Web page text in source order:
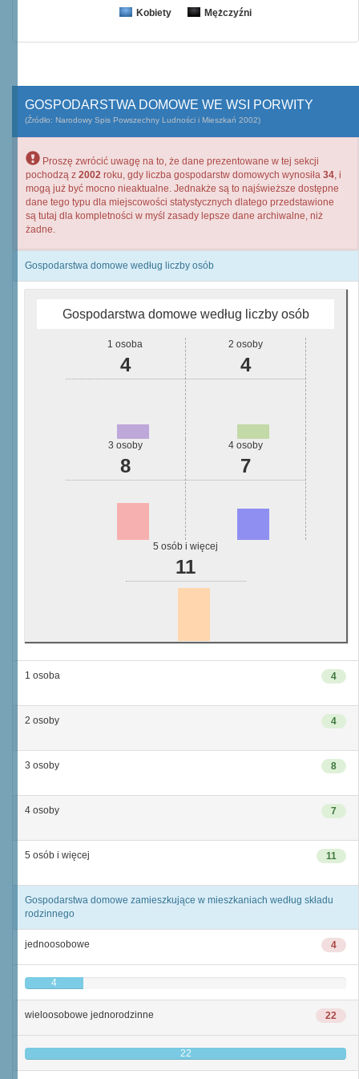
Kobiety Mężczyźni
GOSPODARSTWA DOMOWE WE WSI PORWITY
(Źródło: Narodowy Spis Powszechny Ludności i Mieszkań 2002)
Proszę zwrócić uwagę na to, że dane prezentowane w tej sekcji
pochodzą z 2002 roku, gdy liczba gospodarstw domowych wynosiła 34, i
mogą już być mocno nieaktualne. Jednakże są to najświeższe dostępne
dane tego typu dla miejscowości statystycznych dlatego przedstawione
są tutaj dla kompletności w myśl zasady lepsze dane archiwalne, niż
żadne.
Gospodarstwa domowe według liczby osób
Gospodarstwa domowe według liczby osób
1 osoba
4
2 osoby
4
3 osoby
8
4 osoby
7
5 osób i więcej
11
4
1 osoba
4
2 osoby
8
3 osoby
7
4 osoby
11
5 osób i więcej
Gospodarstwa domowe zamieszkujące w mieszkaniach według składu
rodzinnego
4
jednoosobowe
4
22
wieloosobowe jednorodzinne
22